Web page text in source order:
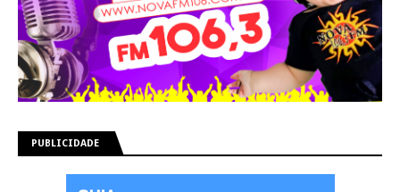
PUBLICIDADE